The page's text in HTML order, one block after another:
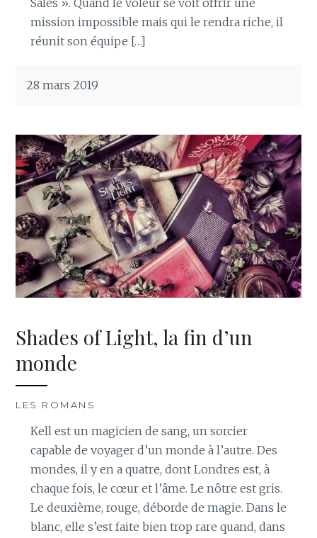
Sales ». Quand le voleur se voit offrir une
mission impossible mais qui le rendra riche, il
réunit son équipe […]
28 mars 2019
Shades of Light, la fin d’un
monde
LES ROMANS
Kell est un magicien de sang, un sorcier
capable de voyager d’un monde à l’autre. Des
mondes, il y en a quatre, dont Londres est, à
chaque fois, le cœur et l’âme. Le nôtre est gris.
Le deuxième, rouge, déborde de magie. Dans le
blanc, elle s’est faite bien trop rare quand, dans